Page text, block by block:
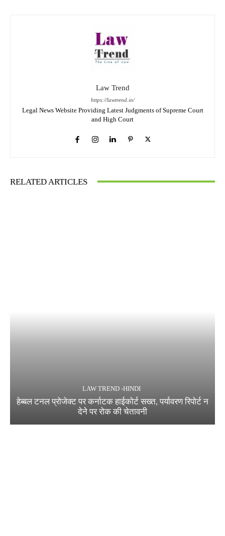
Law Trend
https://lawtrend.in/
Legal News Website Providing Latest Judgments of Supreme Court
and High Court
RELATED ARTICLES
LAW TREND -HINDI
हेब्बल टनल प्रोजेक्ट पर कर्नाटक हाईकोर्ट सख्त, पर्यावरण रिपोर्ट न
देने पर रोक की चेतावनी